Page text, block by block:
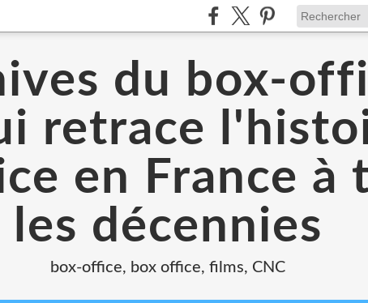
du box-
retrace
en France à
les décennies
box-office, box office, films, CNC